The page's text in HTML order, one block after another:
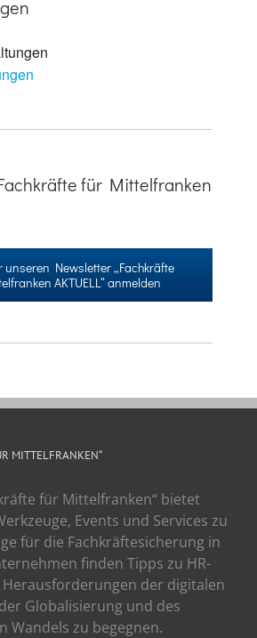
für Mittelfranken
unseren Newsletter „Fachkräfte
AKTUELL“ anmelden
MITTELFRANKEN“
für Mittelfranken“ bietet
Events und Services zu
für die Fachkräftesicherung in
finden Tipps zu HR-
der digitalen
Globalisierung und des
Wandels zu begegnen.